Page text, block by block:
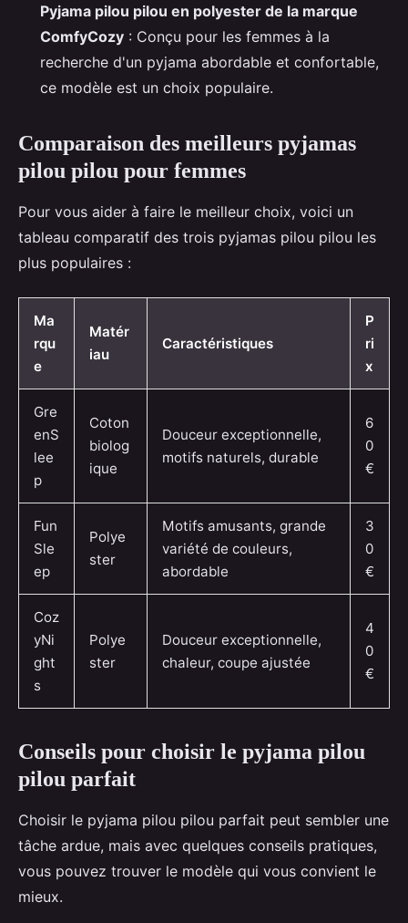
Pyjama pilou pilou en polyester de la marque
ComfyCozy : Conçu pour les femmes à la
recherche d'un pyjama abordable et confortable,
ce modèle est un choix populaire.
Comparaison des meilleurs pyjamas
pilou pilou pour femmes
Pour vous aider à faire le meilleur choix, voici un
tableau comparatif des trois pyjamas pilou pilou les
plus populaires :
Ma
rqu
e
Matér
iau
Caractéristiques
P
ri
x
Gre
enS
lee
p
Coton
biolog
ique
Douceur exceptionnelle,
motifs naturels, durable
6
0
€
Fun
Sle
ep
Polye
ster
Motifs amusants, grande
variété de couleurs,
abordable
3
0
€
Coz
yNi
ght
s
Polye
ster
Douceur exceptionnelle,
chaleur, coupe ajustée
4
0
€
Conseils pour choisir le pyjama pilou
pilou parfait
Choisir le pyjama pilou pilou parfait peut sembler une
tâche ardue, mais avec quelques conseils pratiques,
vous pouvez trouver le modèle qui vous convient le
mieux.